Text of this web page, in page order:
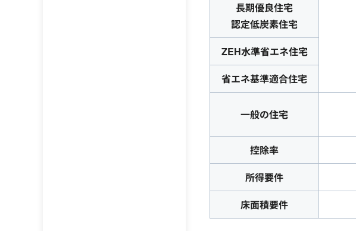
長期優良住宅
認定低炭素住宅
ZEH水準省エネ住宅
省エネ基準適合住宅
一般の住宅
控除率
所得要件
床面積要件